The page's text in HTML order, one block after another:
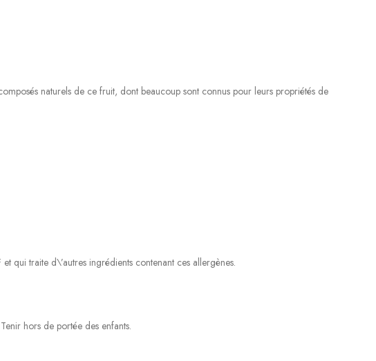
naturels de ce fruit, dont beaucoup sont connus pour leurs propriétés de
qui traite d\’autres ingrédients contenant ces allergènes.
hors de portée des enfants.